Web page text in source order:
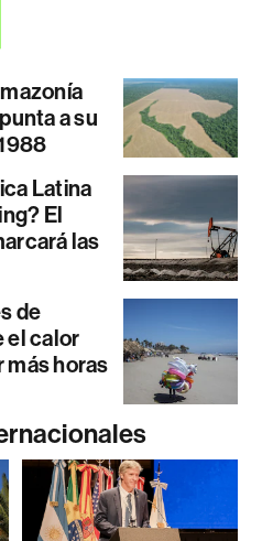
a su
Latina
El
las
de
el calor
horas